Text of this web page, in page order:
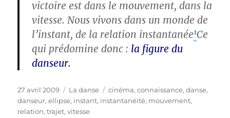
victoire est dans le mouvement, dans la
vitesse. Nous vivons dans un monde de
l’instant, de la relation instantanée1Ce
qui prédomine donc : la figure du
danseur.
Publié
le
27 avril 2009 Catégories
La danse Étiquettes
cinéma,connaissance,danse,
danseur,ellipse, instant, instantanéité, mouvement,
relation,trajet,vitesse